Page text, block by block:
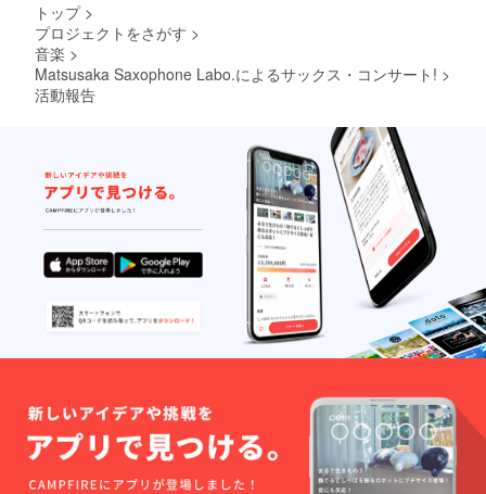
トップ >
プロジェクトをさがす >
音楽 >
Matsusaka Saxophone Labo.によるサックス・コンサート! >
活動報告